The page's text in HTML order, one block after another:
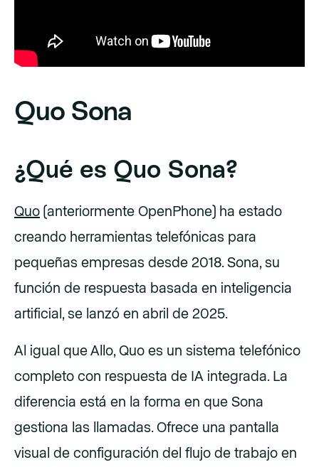
Quo Sona
¿Qué es Quo Sona?
Quo (anteriormente OpenPhone) ha estado
creando herramientas telefónicas para
pequeñas empresas desde 2018. Sona, su
función de respuesta basada en inteligencia
artificial, se lanzó en abril de 2025.
Al igual que Allo, Quo es un sistema telefónico
completo con respuesta de IA integrada. La
diferencia está en la forma en que Sona
gestiona las llamadas. Ofrece una pantalla
visual de configuración del flujo de trabajo en